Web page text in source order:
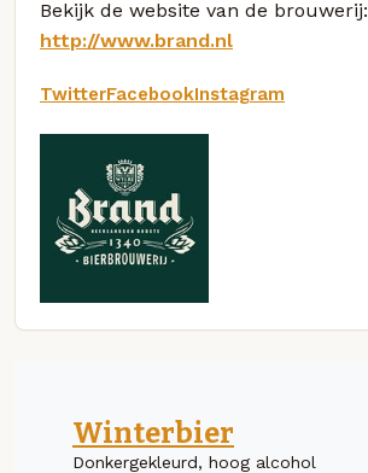
Bekijk de website van de brouwerij:
http://www.brand.nl
TwitterFacebookInstagram
Winterbier
Donkergekleurd, hoog alcohol